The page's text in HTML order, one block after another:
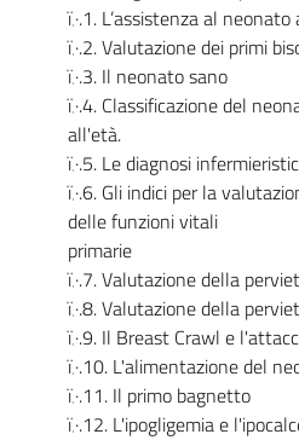
ï‚·.1. L’assistenza al
ï‚·.2. Valutazione dei primi
ï‚·.3. Il neonato sano
ï‚·.4. Classificazione del
all'età.
ï‚·.5. Le diagnosi
ï‚·.6. Gli indici per la
delle funzioni vitali
primarie
ï‚·.7. Valutazione della
ï‚·.8. Valutazione della
ï‚·.9. Il Breast Crawl e
ï‚·.10. L'alimentazione del
ï‚·.11. Il primo bagnetto
ï‚·.12. L'ipogligemia e